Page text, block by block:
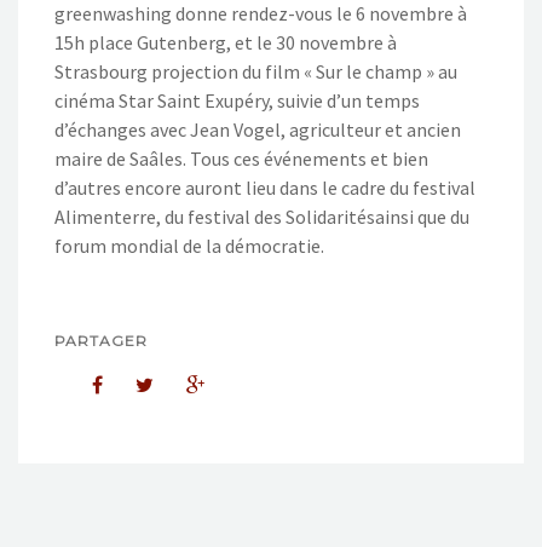
greenwashing donne rendez-vous le 6 novembre à
15h place Gutenberg, et le 30 novembre à
Strasbourg projection du film « Sur le champ » au
cinéma Star Saint Exupéry, suivie d’un temps
d’échanges avec Jean Vogel, agriculteur et ancien
maire de Saâles. Tous ces événements et bien
d’autres encore auront lieu dans le cadre du festival
Alimenterre, du festival des Solidaritésainsi que du
forum mondial de la démocratie.
PARTAGER